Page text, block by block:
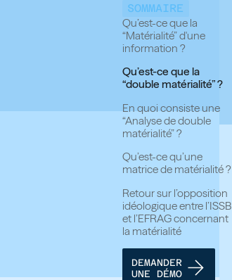
SOMMAIRE
‍Qu’est-ce que la
“Matérialité” d'une
information ?
Qu’est-ce que la
“double matérialité” ?
En quoi consiste une
“Analyse de double
matérialité” ?
Qu’est-ce qu’une
matrice de matérialité ?
Retour sur l’opposition
idéologique entre l’ISSB
et l’EFRAG concernant
la matérialité
DEMANDER
UNE DÉMO